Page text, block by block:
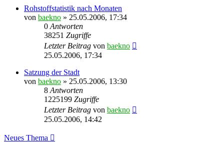
Rohstoffstatistik nach Monaten
von baekno » 25.05.2006, 17:34
0 Antworten
38251 Zugriffe
Letzter Beitrag von baekno
25.05.2006, 17:34
Satzung der Stadt
von baekno » 25.05.2006, 13:30
8 Antworten
1225199 Zugriffe
Letzter Beitrag von baekno
25.05.2006, 14:42
Neues Thema